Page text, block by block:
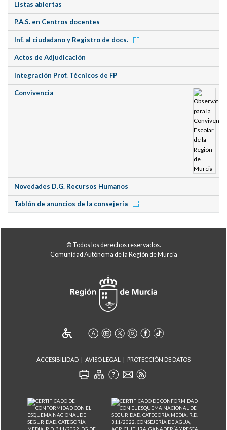
Listas abiertas
P.A.S. en Centros docentes
Inf. al ciudadano y Registro de docs.
Actos de Adjudicación
Integración Prof. Técnicos de FP
Convivencia
Novedades D.G. Recursos Humanos
Tablón de anuncios de la consejería
© Todos los derechos reservados.
Comunidad Autónoma de la Región de Murcia
ACCESIBILIDAD AVISO LEGAL PROTECCIÓN DE DATOS